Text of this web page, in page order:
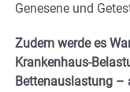
Genesene und
Zudem werde es
Krankenhaus-
Bettenauslastung –